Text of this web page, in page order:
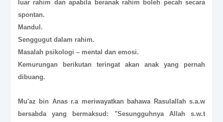
luar rahim dan apabila beranak rahim boleh pecah secara
spontan.
Mandul.
Senggugut dalam rahim.
Masalah psikologi – mental dan emosi.
Kemurungan berikutan teringat akan anak yang pernah
dibuang.
Mu'az bin Anas r.a meriwayatkan bahawa Rasulallah s.a.w
bersabda yang bermaksud: "Sesungguhnya Allah s.w.t